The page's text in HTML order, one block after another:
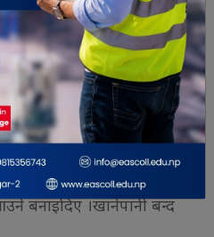
सागरको बारेमा टिकटक
थिएँ । त्यसमा मेरो
सागरलाई मैले भेटेको
किन सधैं एउटै व्यक्तिवा
युवा नेतालाई जिताउनुपर्छ
‘सागरको पक्षमा
विरोध गरेका थिए । कतिसम्म
आफन्तहरुले हाम्रोघरको
बनाइदिए ।खानेपानी बन्द